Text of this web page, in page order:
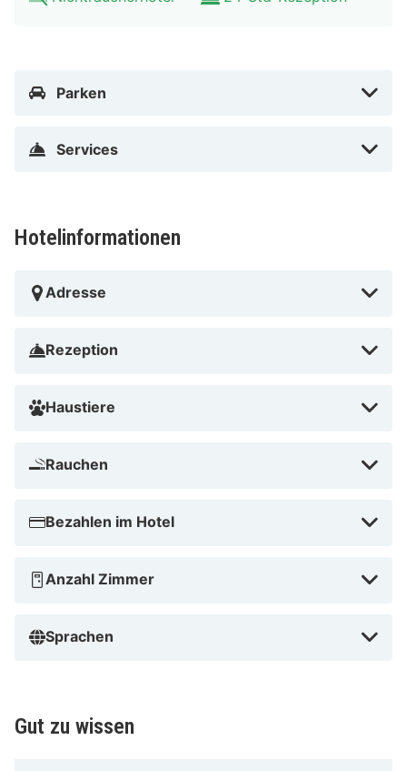
Parken
Services
Hotelinformationen
Adresse
Rezeption
Haustiere
Rauchen
Bezahlen im Hotel
Anzahl Zimmer
Sprachen
Gut zu wissen